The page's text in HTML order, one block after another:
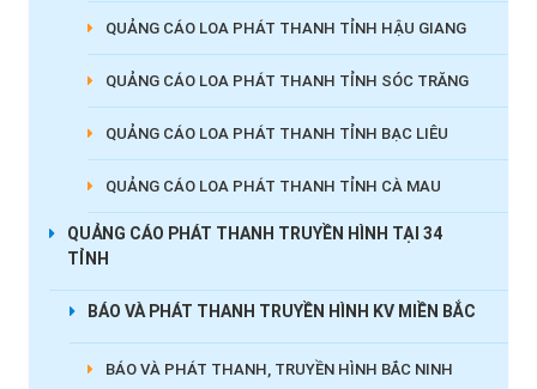
QUẢNG CÁO LOA PHÁT THANH TỈNH HẬU GIANG
QUẢNG CÁO LOA PHÁT THANH TỈNH SÓC TRĂNG
QUẢNG CÁO LOA PHÁT THANH TỈNH BẠC LIÊU
QUẢNG CÁO LOA PHÁT THANH TỈNH CÀ MAU
QUẢNG CÁO PHÁT THANH TRUYỀN HÌNH TẠI 34
TỈNH
BÁO VÀ PHÁT THANH TRUYỀN HÌNH KV MIỀN BẮC
BÁO VÀ PHÁT THANH, TRUYỀN HÌNH BẮC NINH